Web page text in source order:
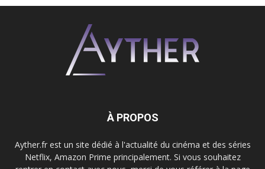
À PROPOS
Ayther.fr est un site dédié à l'actualité du cinéma et des séries
Netflix, Amazon Prime principalement. Si vous souhaitez